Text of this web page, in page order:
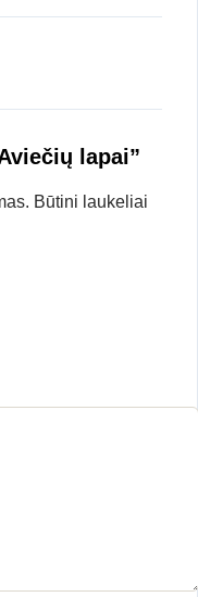
lapai”
Būtini laukeliai